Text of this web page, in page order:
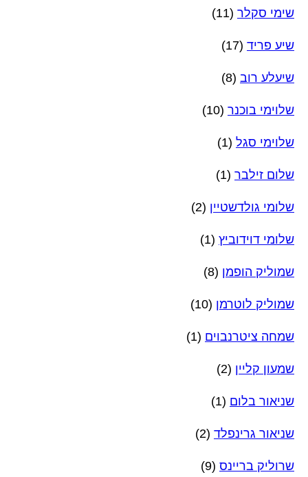
שימי סקלר (11)
שיע פריד (17)
שיעלע רוב (8)
שלוימי בוכנר (10)
שלוימי סגל (1)
שלום זילבר (1)
שלומי גולדשטיין (2)
שלומי דוידוביץ (1)
שמוליק הופמן (8)
שמוליק לוטרמן (10)
שמחה ציטרנבוים (1)
שמעון קליין (2)
שניאור בלום (1)
שניאור גרינפלד (2)
שרוליק בריינס (9)